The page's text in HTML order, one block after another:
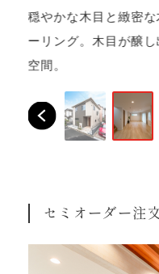
穏やかな木目と緻密
ーリング。木目が醸
空間。
セミオーダー注